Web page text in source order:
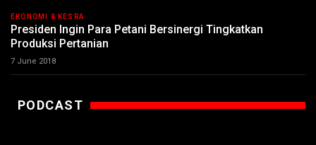
EKONOMI & KESRA
Presiden Ingin Para Petani Bersinergi Tingkatkan
Produksi Pertanian
7 June 2018
PODCAST